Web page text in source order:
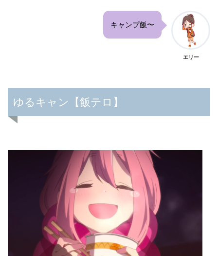
キャンプ飯〜
エリー
ゆるキャン【飯テロ】